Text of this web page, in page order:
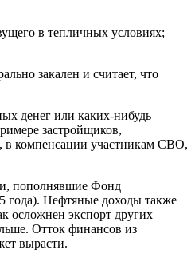
в тепличных условиях;
закален и считает, что
денег или каких-нибудь
застройщиков,
в компенсации участникам СВО,
пополнявшие Фонд
года). Нефтяные доходы также
осложнен экспорт других
Отток финансов из
вырасти.